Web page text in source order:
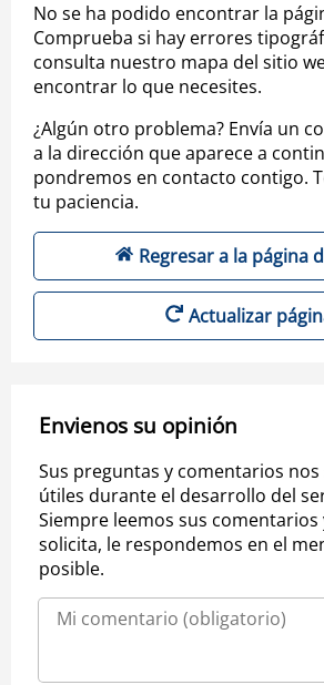
No se ha podido encontrar la
Comprueba si hay errores
consulta nuestro mapa del sitio
encontrar lo que necesites.
¿Algún otro problema? Envía un
a la dirección que aparece a
pondremos en contacto contigo.
tu paciencia.
Regresar a la página
Actualizar
Envienos su opinión
Sus preguntas y comentarios
útiles durante el desarrollo del
Siempre leemos sus comentarios
solicita, le respondemos en el
posible.